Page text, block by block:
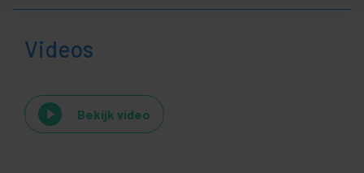
Videos
Bekijk video